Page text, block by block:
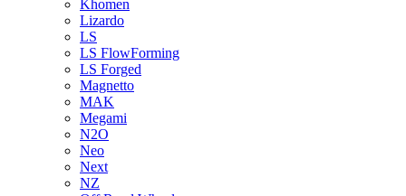
Khomen
Lizardo
LS
LS FlowForming
LS Forged
Magnetto
MAK
Megami
N2O
Neo
Next
NZ